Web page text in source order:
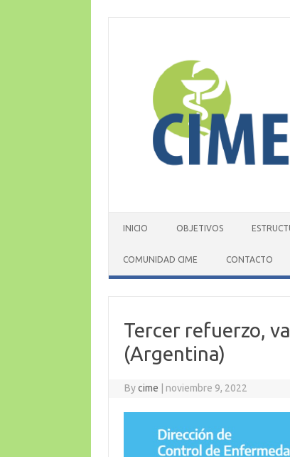
INICIO OBJETIVOS
COMUNIDAD CIME CONTACTO
Tercer refuerzo,
(Argentina)
Bycime noviembre 9, 2022